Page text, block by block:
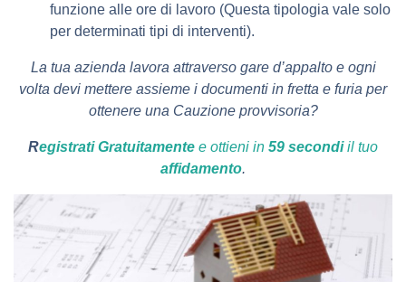
funzione alle ore di lavoro (Questa tipologia vale solo
per determinati tipi di interventi).
La tua azienda lavora attraverso gare d’appalto e ogni
volta devi mettere assieme i documenti in fretta e furia per
ottenere una Cauzione provvisoria?
Registrati Gratuitamente e ottieni in 59 secondiil tuo
affidamento.